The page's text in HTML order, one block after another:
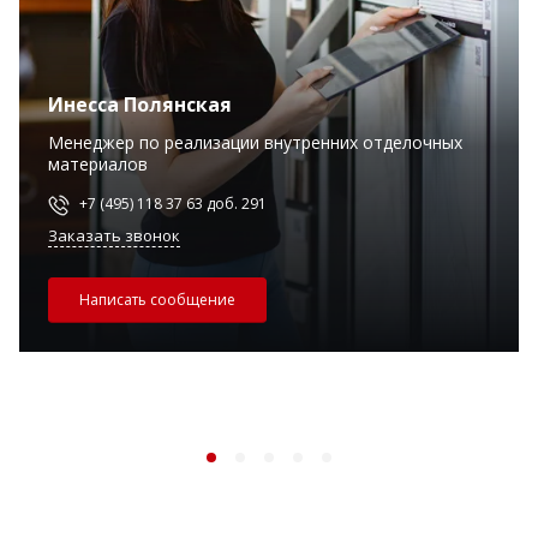
Инесса Полянская
Менеджер по реализации внутренних отделочных
материалов
+7 (495) 118 37 63 доб. 291
Заказать звонок
Написать сообщение